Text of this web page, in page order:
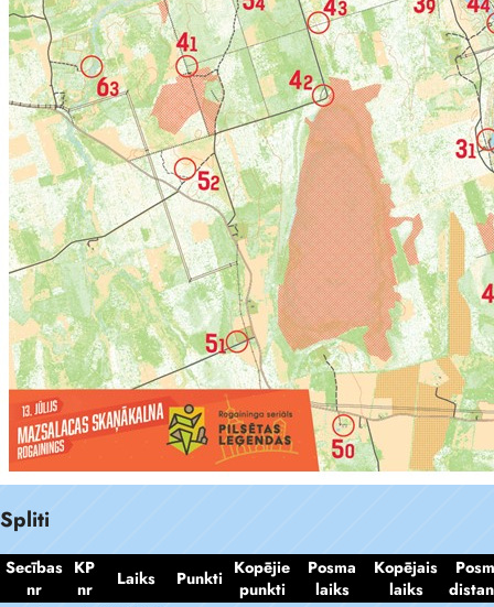
Spliti
Secības
nr
KP
nr
Laiks Punkti Kopējie
punkti
Posma
laiks
Kopējais
laiks